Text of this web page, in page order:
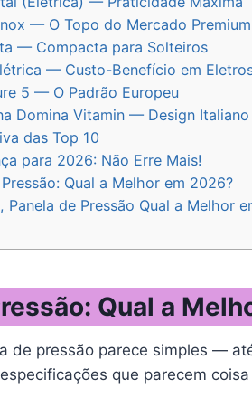
— O Topo do Mercado Premium
— Compacta para Solteiros
— Custo-Benefício em
5 — O Padrão Europeu
Domina Vitamin — Design Italiano
das Top 10
para 2026: Não Erre Mais!
Qual a Melhor em 2026?
Panela de Pressão Qual a Melhor
Qual a
de pressão parece simples —
que parecem